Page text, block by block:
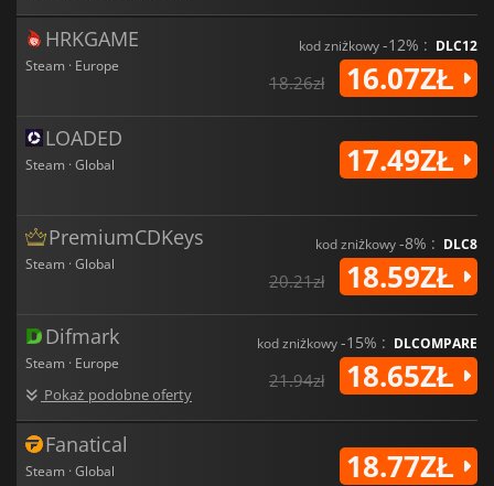
HRKGAME
Steam · Europe
kod zniżkowy-12% : DLC12
18.26zł 16.07ZŁ
LOADED
Steam · Global 17.49ZŁ
PremiumCDKeys
Steam · Global
kod zniżkowy-8% : DLC8
20.21zł 18.59ZŁ
Difmark
Steam · Europe
Pokaż podobne oferty
kod zniżkowy-15% : DLCOMPARE
21.94zł 18.65ZŁ
Fanatical
Steam · Global 18.77ZŁ